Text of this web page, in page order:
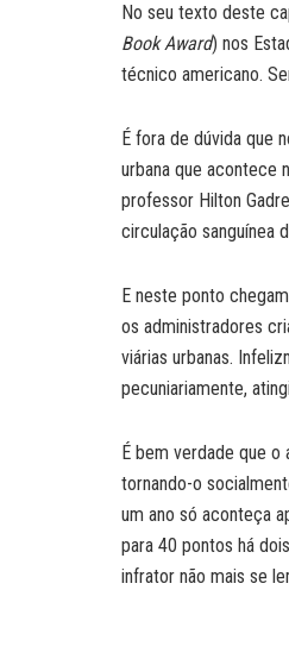
No seu texto deste
Book Award) nos
técnico americano.
É fora de dúvida que
urbana que acontece
professor Hilton
circulação sanguínea
E neste ponto
os administradores
viárias urbanas.
pecuniariamente,
É bem verdade que
tornando-o
um ano só aconteça
para 40 pontos há
infrator não mais se